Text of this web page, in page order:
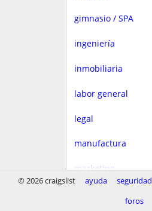
gimnasio / SPA
ingeniería
inmobiliaria
labor general
legal
manufactura
marketing
© 2026 craigslist ayuda seguridad
foros